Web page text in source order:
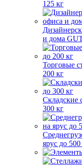
125 кг
и дома
Торговые
200 кг
Складские
300 кг
ярус до 500